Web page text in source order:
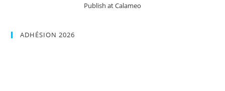
Publish at Calameo
ADHÉSION 2026